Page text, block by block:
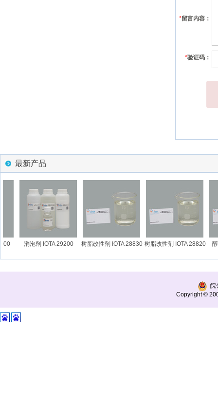
*留言内容：
*验证码：
最新产品
消泡剂 IOTA 29200 树脂改性剂 IOTA 28830 树脂改性剂 IOTA 28820
皖
Copyright ©